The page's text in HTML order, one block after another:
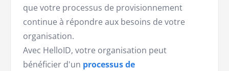
que votre processus de provisionnement
continue à répondre aux besoins de votre
organisation.
Avec HelloID, votre organisation peut
bénéficier d'un processus de